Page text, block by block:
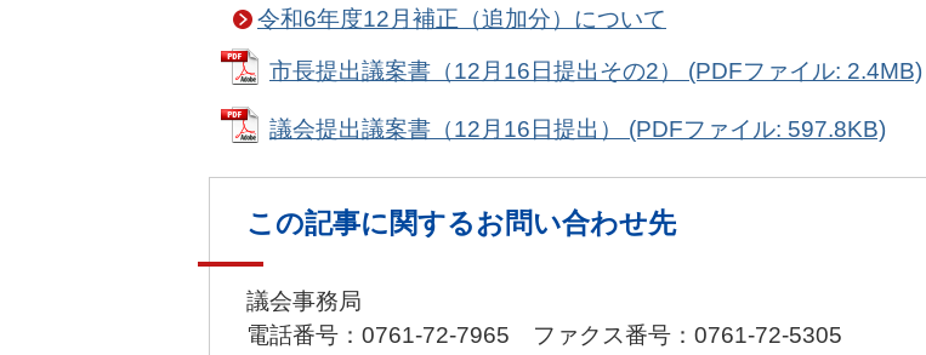
令和6年度12月補正（追加分）について
市長提出議案書（12月16日提出その2） (PDFファイル: 2.4MB)
議会提出議案書（12月16日提出） (PDFファイル: 597.8KB)
この記事に関するお問い合わせ先
議会事務局
電話番号：0761-72-7965 ファクス番号：0761-72-5305